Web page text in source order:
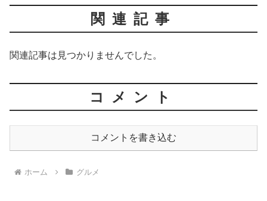
関連記事
関連記事は見つかりませんでした。
コメント
コメントを書き込む
ホーム グルメ